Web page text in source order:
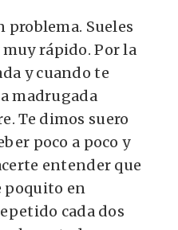
problema. Sueles
rápido. Por la
y cuando te
madrugada
Te dimos suero
poco a poco y
entender que
poquito en
cada dos